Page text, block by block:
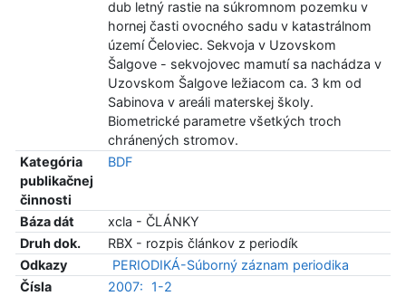
dub letný rastie na súkromnom pozemku v
hornej časti ovocného sadu v katastrálnom
území Čeloviec. Sekvoja v Uzovskom
Šalgove - sekvojovec mamutí sa nachádza v
Uzovskom Šalgove ležiacom ca. 3 km od
Sabinova v areáli materskej školy.
Biometrické parametre všetkých troch
chránených stromov.
Kategória
publikačnej
činnosti
BDF
Báza dát
xcla - ČLÁNKY
Druh dok.
RBX - rozpis článkov z periodík
Odkazy
PERIODIKÁ-Súborný záznam periodika
Čísla
2007:
1-2